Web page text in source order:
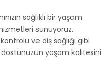
sağlıklı bir yaşam
sunuyoruz.
ve diş sağlığı gibi
yaşam kalitesini